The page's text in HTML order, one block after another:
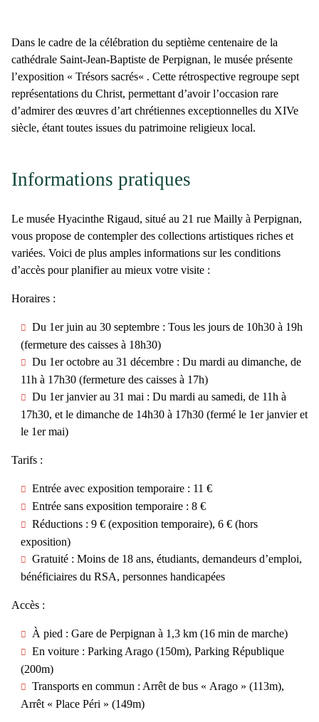
Dans le cadre de la célébration du septième centenaire de la
cathédrale Saint-Jean-Baptiste de Perpignan, le musée présente
l’exposition « Trésors sacrés« . Cette rétrospective regroupe sept
représentations du Christ, permettant d’avoir l’occasion rare
d’admirer des œuvres d’art chrétiennes exceptionnelles du XIVe
siècle, étant toutes issues du patrimoine religieux local.
Informations pratiques
Le musée Hyacinthe Rigaud, situé au 21 rue Mailly à Perpignan,
vous propose de contempler des collections artistiques riches et
variées. Voici de plus amples informations sur les conditions
d’accès pour planifier au mieux votre visite :
Horaires :
Du 1er juin au 30 septembre : Tous les jours de 10h30 à 19h
(fermeture des caisses à 18h30)
Du 1er octobre au 31 décembre : Du mardi au dimanche, de
11h à 17h30 (fermeture des caisses à 17h)
Du 1er janvier au 31 mai : Du mardi au samedi, de 11h à
17h30, et le dimanche de 14h30 à 17h30 (fermé le 1er janvier et
le 1er mai)
Tarifs :
Entrée avec exposition temporaire : 11 €
Entrée sans exposition temporaire : 8 €
Réductions : 9 € (exposition temporaire), 6 € (hors
exposition)
Gratuité : Moins de 18 ans, étudiants, demandeurs d’emploi,
bénéficiaires du RSA, personnes handicapées
Accès :
À pied : Gare de Perpignan à 1,3 km (16 min de marche)
En voiture : Parking Arago (150m), Parking République
(200m)
Transports en commun : Arrêt de bus « Arago » (113m),
Arrêt « Place Péri » (149m)